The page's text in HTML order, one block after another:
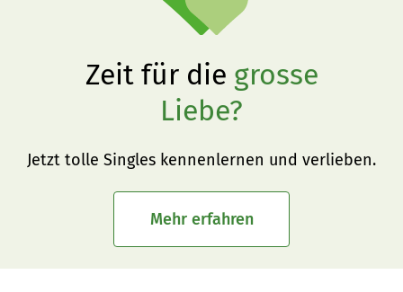
Zeit für die grosse
Liebe?
Jetzt tolle Singles kennenlernen und verlieben.
Mehr erfahren